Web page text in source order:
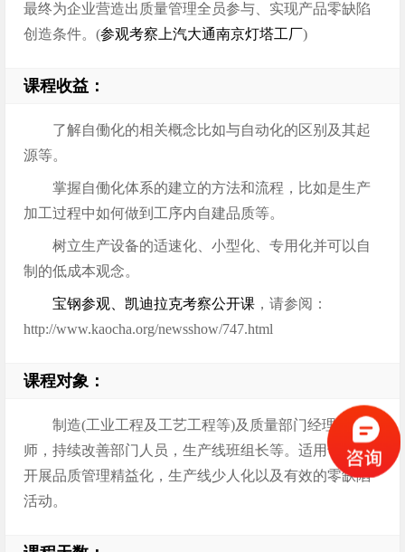
最终为企业营造出质量管理全员参与、实现产品零缺陷
创造条件。(参观考察上汽大通南京灯塔工厂)
课程收益：
了解自働化的相关概念比如与自动化的区别及其起
源等。
掌握自働化体系的建立的方法和流程，比如是生产
加工过程中如何做到工序内自建品质等。
树立生产设备的适速化、小型化、专用化并可以自
制的低成本观念。
宝钢参观、凯迪拉克考察公开课 ，请参阅：
http://www.kaocha.org/newsshow/747.html
课程对象：
制造(工业工程及工艺工程等)及质量部门经理或工程
师，持续改善部门人员，生产线班组长等。适用于企业
开展品质管理精益化，生产线少人化以及有效的零缺陷
活动。